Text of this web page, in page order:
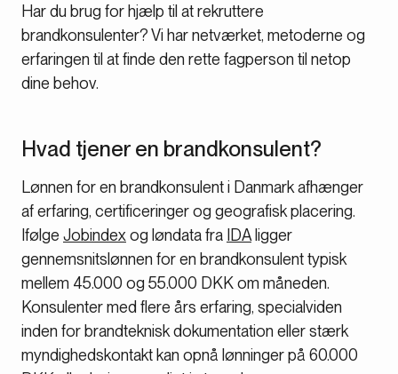
Har du brug for hjælp til at rekruttere
brandkonsulenter? Vi har netværket, metoderne og
erfaringen til at finde den rette fagperson til netop
dine behov.
Hvad tjener en brandkonsulent?
Lønnen for en brandkonsulent i Danmark afhænger
af erfaring, certificeringer og geografisk placering.
Ifølge Jobindex og løndata fra IDA ligger
gennemsnitslønnen for en brandkonsulent typisk
mellem 45.000 og 55.000 DKK om måneden.
Konsulenter med flere års erfaring, specialviden
inden for brandteknisk dokumentation eller stærk
myndighedskontakt kan opnå lønninger på 60.000